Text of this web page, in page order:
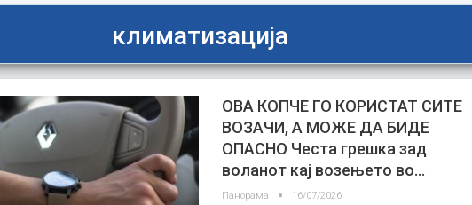
климатизација
ОВА КОПЧЕ ГО КОРИСТАТ СИТЕ
ВОЗАЧИ, А МОЖЕ ДА БИДЕ
ОПАСНО Честа грешка зад
воланот кај возењето во…
Панорама 16/07/2026